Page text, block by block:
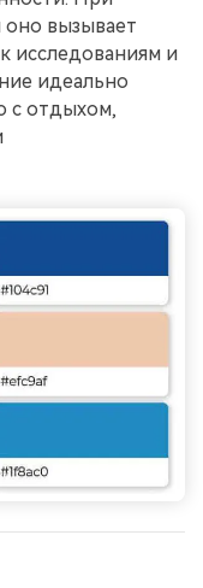
вызывает
исследованиям и
идеально
с отдыхом,